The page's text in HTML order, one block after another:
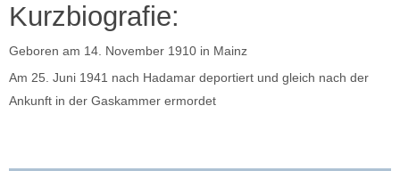
Kurzbiografie:
Geboren am 14. November 1910 in Mainz
Am 25. Juni 1941 nach Hadamar deportiert und gleich nach der
Ankunft in der Gaskammer ermordet